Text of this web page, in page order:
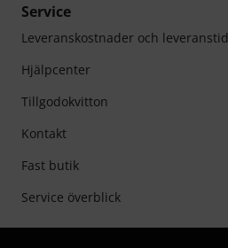
Service
Leveranskostnader och leveranstid
Hjälpcenter
Tillgodokvitton
Kontakt
Fast butik
Service överblick